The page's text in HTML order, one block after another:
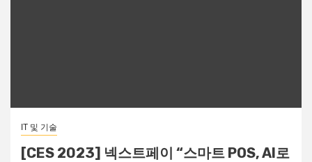
IT 및 기술
[CES 2023] 넥스트페이 “스마트 POS, AI로